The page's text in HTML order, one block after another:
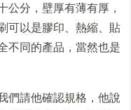
公分，壁厚有薄有厚，
可以是膠印、熱縮、貼
同的產品，當然也是
們請他確認規格，他說